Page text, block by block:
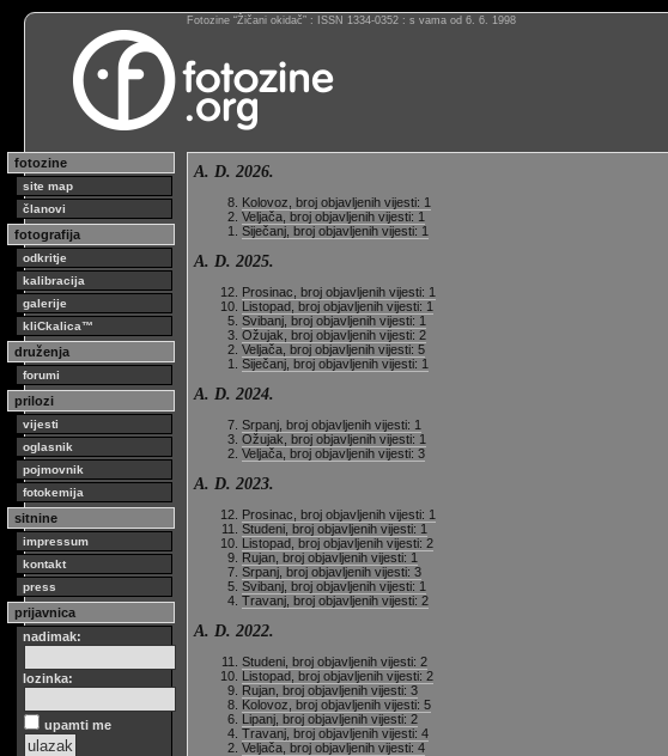
Fotozine “Žičani okidač” : ISSN 1334-0352 : s vama od 6. 6. 1998
fotozine
site map
članovi
fotografija
odkritje
kalibracija
galerije
kliCkalica™
druženja
forumi
prilozi
vijesti
oglasnik
pojmovnik
fotokemija
sitnine
impressum
kontakt
press
prijavnica
nadimak:
lozinka:
upamti me
A. D. 2026.
Kolovoz, broj objavljenih vijesti: 1
Veljača, broj objavljenih vijesti: 1
Siječanj, broj objavljenih vijesti: 1
A. D. 2025.
Prosinac, broj objavljenih vijesti: 1
Listopad, broj objavljenih vijesti: 1
Svibanj, broj objavljenih vijesti: 1
Ožujak, broj objavljenih vijesti: 2
Veljača, broj objavljenih vijesti: 5
Siječanj, broj objavljenih vijesti: 1
A. D. 2024.
Srpanj, broj objavljenih vijesti: 1
Ožujak, broj objavljenih vijesti: 1
Veljača, broj objavljenih vijesti: 3
A. D. 2023.
Prosinac, broj objavljenih vijesti: 1
Studeni, broj objavljenih vijesti: 1
Listopad, broj objavljenih vijesti: 2
Rujan, broj objavljenih vijesti: 1
Srpanj, broj objavljenih vijesti: 3
Svibanj, broj objavljenih vijesti: 1
Travanj, broj objavljenih vijesti: 2
A. D. 2022.
Studeni, broj objavljenih vijesti: 2
Listopad, broj objavljenih vijesti: 2
Rujan, broj objavljenih vijesti: 3
Kolovoz, broj objavljenih vijesti: 5
Lipanj, broj objavljenih vijesti: 2
Travanj, broj objavljenih vijesti: 4
Veljača, broj objavljenih vijesti: 4